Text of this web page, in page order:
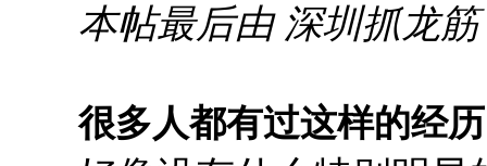
本帖最后由 深圳抓龙筋
很多人都有过这样的经